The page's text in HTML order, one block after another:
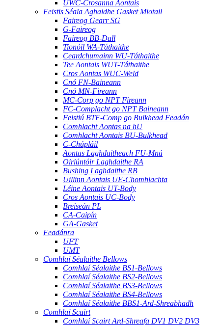
UWC-Crosanna Aontais
Feistis Séala Aghaidhe Gasket Miotail
Faireog Gearr SG
G-Faireog
Faireog BB-Dall
Tionóil WA-Táthaithe
Ceardchumainn WU-Táthaithe
Tee Aontais WUT-Táthaithe
Cros Aontas WUC-Weld
Cnó FN-Baineann
Cnó MN-Fireann
MC-Corp go NPT Fireann
FC-Complacht go NPT Baineann
Feistiú BTF-Comp go Bulkhead Feadán
Comhlacht Aontas na hU
Comhlacht Aontais BU-Bulkhead
C-Chúpláil
Aontas Laghdaitheach FU-Mná
Oiriúntóir Laghdaithe RA
Bushing Laghdaithe RB
Uillinn Aontais UE-Chomhlachta
Léine Aontais UT-Body
Cros Aontais UC-Body
Breiseán PL
CA-Caipín
GA-Gasket
Feadánra
UFT
UMT
Comhlaí Séalaithe Bellows
Comhlaí Séalaithe BS1-Bellows
Comhlaí Séalaithe BS2-Bellows
Comhlaí Séalaithe BS3-Bellows
Comhlaí Séalaithe BS4-Bellows
Comhlaí Séalaithe BBS1-Ard-Shreabhadh
Comhlaí Scairt
Comhlaí Scairt Ard-Shreafa DV1 DV2 DV3